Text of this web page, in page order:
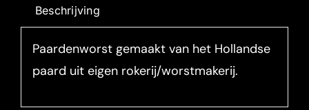
Beschrijving
Paardenworst gemaakt van het Hollandse
paard uit eigen rokerij/worstmakerij.